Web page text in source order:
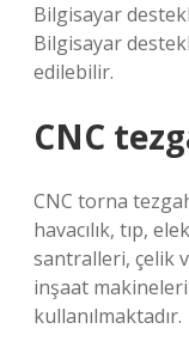
Bilgisayar
Bilgisayar
edilebilir.
CNC
CNC torna
havacılık, tıp,
santralleri, çelik
inşaat
kullanılmaktadır.